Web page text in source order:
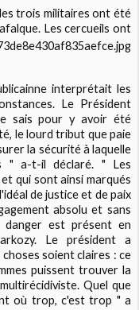
trois militaires ont été
Lescercueils ont
interprétait les
Le Président
sais pour y avoir été
le lourd tribut que paie
la sécurité à laquelle
" a-t-il déclaré. " Les
qui sont ainsi marqués
de justice et de paix
absolu et sans
est présent en
Le président a
soient claires : ce
puissent trouver la
Quel que
où trop, c'est trop " a